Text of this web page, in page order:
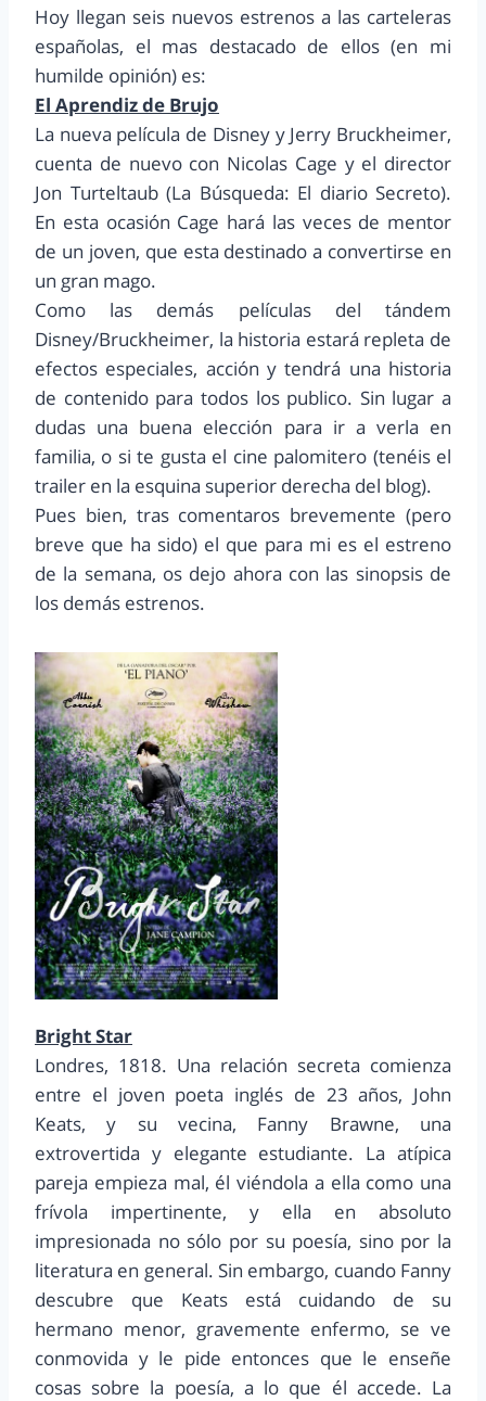
Hoy llegan seis nuevos estrenos a las carteleras
españolas, el mas destacado de ellos (en mi
humilde opinión) es:
El Aprendiz de Brujo
La nueva película de Disney y Jerry Bruckheimer,
cuenta de nuevo con Nicolas Cage y el director
Jon Turteltaub (La Búsqueda: El diario Secreto).
En esta ocasión Cage hará las veces de mentor
de un joven, que esta destinado a convertirse en
un gran mago.
Como las demás películas del tándem
Disney/Bruckheimer, la historia estará repleta de
efectos especiales, acción y tendrá una historia
de contenido para todos los publico. Sin lugar a
dudas una buena elección para ir a verla en
familia, o si te gusta el cine palomitero (tenéis el
trailer en la esquina superior derecha del blog).
Pues bien, tras comentaros brevemente (pero
breve que ha sido) el que para mi es el estreno
de la semana, os dejo ahora con las sinopsis de
los demás estrenos.
Bright Star
Londres, 1818. Una relación secreta comienza
entre el joven poeta inglés de 23 años, John
Keats, y su vecina, Fanny Brawne, una
extrovertida y elegante estudiante. La atípica
pareja empieza mal, él viéndola a ella como una
frívola impertinente, y ella en absoluto
impresionada no sólo por su poesía, sino por la
literatura en general. Sin embargo, cuando Fanny
descubre que Keats está cuidando de su
hermano menor, gravemente enfermo, se ve
conmovida y le pide entonces que le enseñe
cosas sobre la poesía, a lo que él accede. La